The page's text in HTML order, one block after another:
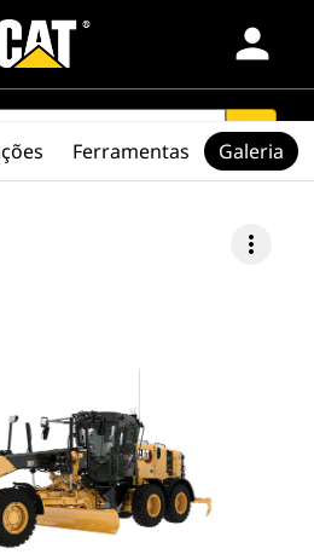
person
search
more_vert
Ferramentas Galeria